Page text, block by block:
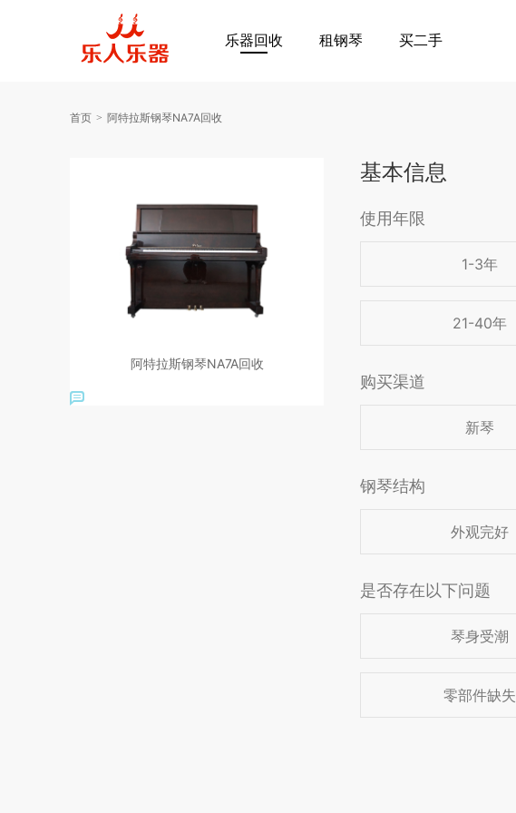
乐器回收 租钢琴 买二手
首页 阿特拉斯钢琴NA7A回收
阿特拉斯钢琴NA7A回收
基本信息
使用年限
1-3年
21-40年
购买渠道
新琴
钢琴结构
外观完好
是否存在以下问题
琴身受潮
零部件缺失